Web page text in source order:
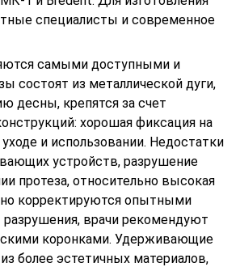
специалисты и современное
самыми доступными и
состоят из металлической дуги,
десны, крепятся за счет
хорошая фиксация на
и использовании. Недостатки
устройств, разрушение
протеза, относительно высокая
корректируются опытными
врачи рекомендуют
коронками. Удерживающие
более эстетичных материалов,